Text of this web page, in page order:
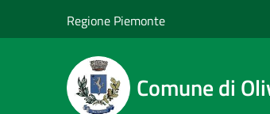
Regione Piemonte
Comune di